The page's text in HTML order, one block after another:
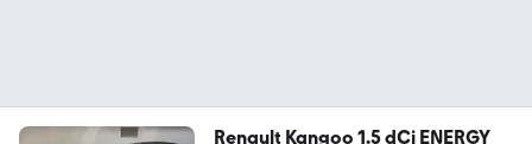
Renault Kangoo 1.5 dCi ENERGY